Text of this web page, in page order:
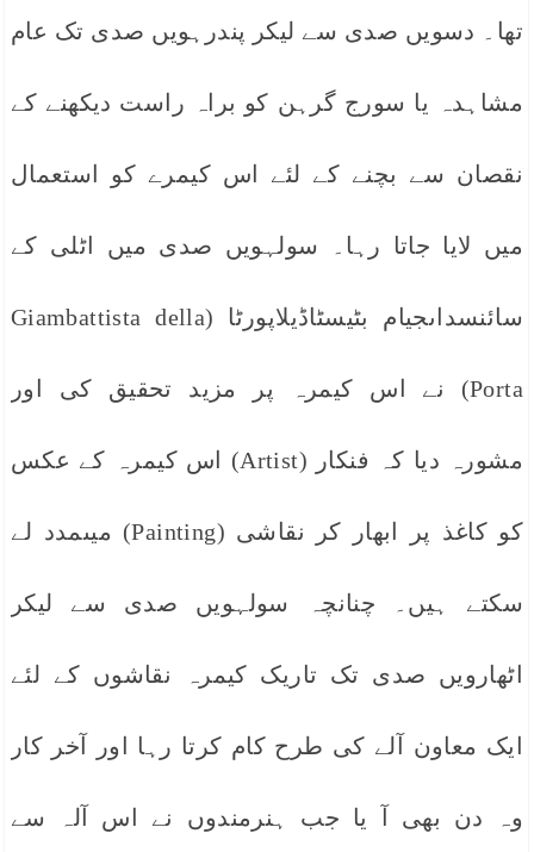
تھا۔ دسویں صدی سے لیکر پندرہویں صدی تک عام
مشاہدہ یا سورج گرہن کو براہ راست دیکھنے کے
نقصان سے بچنے کے لئے اس کیمرے کو استعمال
میں لایا جاتا رہا۔ سولہویں صدی میں اٹلی کے
سائنسداںجیام بٹیسٹاڈیلاپورٹا (Giambattista della
Porta) نے اس کیمرہ پر مزید تحقیق کی اور
مشورہ دیا کہ فنکار (Artist) اس کیمرہ کے عکس
کو کاغذ پر ابھار کر نقاشی (Painting) میںمدد لے
سکتے ہیں۔ چنانچہ سولہویں صدی سے لیکر
اٹھارویں صدی تک تاریک کیمرہ نقاشوں کے لئے
ایک معاون آلے کی طرح کام کرتا رہا اور آخر کار
وہ دن بھی آ یا جب ہنرمندوں نے اس آلہ سے